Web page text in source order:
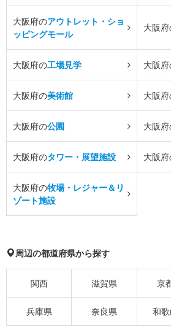
大阪府のアウトレット・ショ
ッピングモール
大阪
大阪府の工場見学 大阪
大阪府の美術館 大阪
大阪府の公園 大阪
大阪府のタワー・展望施設 大阪
大阪府の牧場・レジャー＆リ
ゾート施設
周辺の都道府県から探す
関西 滋賀県 京
兵庫県 奈良県 和